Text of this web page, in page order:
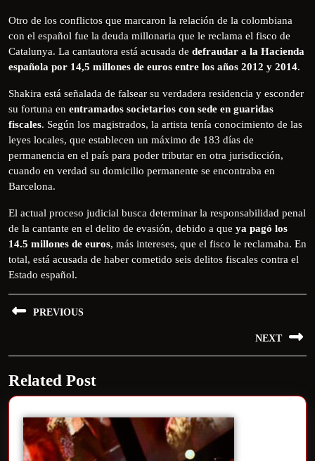
Otro de los conflictos que marcaron la relación de la colombiana
con el español fue la deuda millonaria que le reclama el fisco de
Catalunya. La cantautora está acusada de defraudar a la Hacienda
española por 14,5 millones de euros entre los años 2012 y 2014.
Shakira está señalada de falsear su verdadera residencia y esconder
su fortuna en entramados societarios con sede en guaridas
fiscales. Según los magistrados, la artista tenía conocimiento de las
leyes locales, que establecen un máximo de 183 días de
permanencia en el país para poder tributar en otra jurisdicción,
cuando en verdad su domicilio permanente se encontraba en
Barcelona.
El actual proceso judicial busca determinar la responsabilidad penal
de la cantante en el delito de evasión, debido a que ya pagó los
14.5 millones de euros, más intereses, que el fisco le reclamaba. En
total, está acusada de haber cometido seis delitos fiscales contra el
Estado español.
PREVIOUS
NEXT
Related Post